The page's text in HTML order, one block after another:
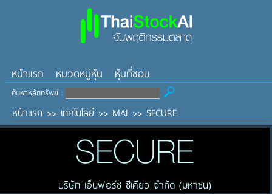
หน้าแรก หมวดหมู่หุ้น หุ้นที่ชอบ
ค้นหาหลักทรัพย์ :
หน้าแรก >> เทคโนโลยี >> MAI >> SECURE
SECURE
บริษัท เอ็นฟอร์ซ ซีเคียว จำกัด (มหาชน)